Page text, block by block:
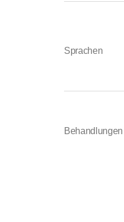
Sprachen
Behandlungen